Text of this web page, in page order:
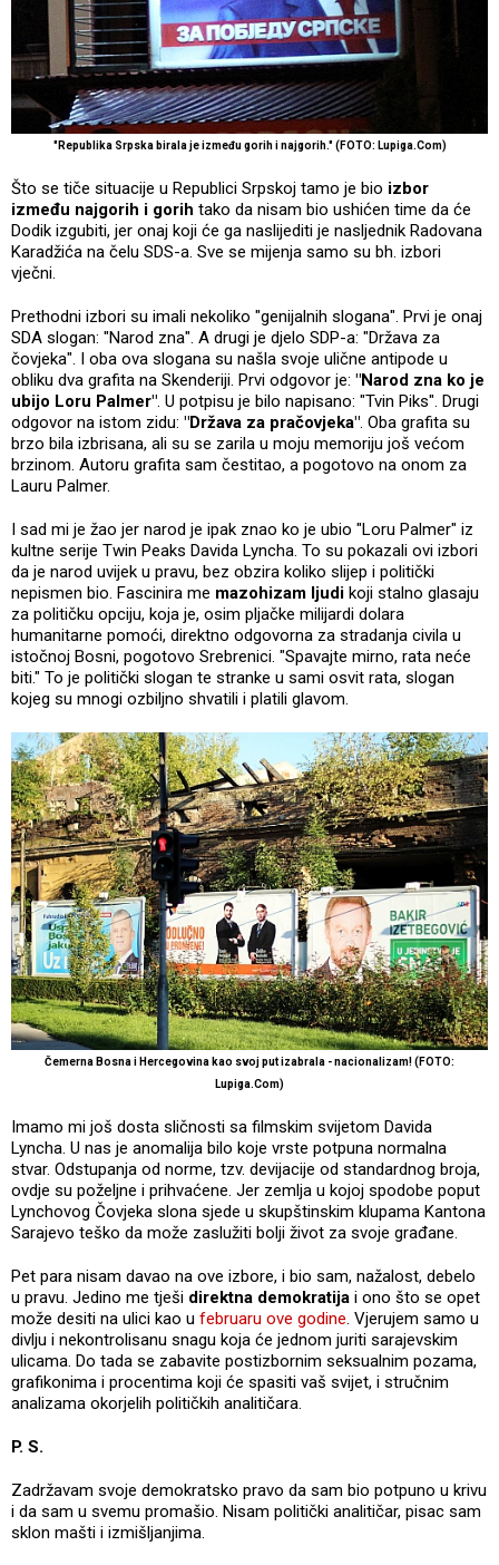
"Republika Srpska birala je između gorih i najgorih." (FOTO: Lupiga.Com)
Što se tiče situacije u Republici Srpskoj tamo je bio izbor
između najgorih i gorih tako da nisam bio ushićen time da će
Dodik izgubiti, jer onaj koji će ga naslijediti je nasljednik Radovana
Karadžića na čelu SDS-a. Sve se mijenja samo su bh. izbori
vječni.
Prethodni izbori su imali nekoliko "genijalnih slogana". Prvi je onaj
SDA slogan: "Narod zna". A drugi je djelo SDP-a: "Država za
čovjeka". I oba ova slogana su našla svoje ulične antipode u
obliku dva grafita na Skenderiji. Prvi odgovor je: "Narod zna ko je
ubijo Loru Palmer". U potpisu je bilo napisano: "Tvin Piks". Drugi
odgovor na istom zidu: "Država za pračovjeka". Oba grafita su
brzo bila izbrisana, ali su se zarila u moju memoriju još većom
brzinom. Autoru grafita sam čestitao, a pogotovo na onom za
Lauru Palmer.
I sad mi je žao jer narod je ipak znao ko je ubio "Loru Palmer" iz
kultne serije Twin Peaks Davida Lyncha. To su pokazali ovi izbori
da je narod uvijek u pravu, bez obzira koliko slijep i politički
nepismen bio. Fascinira me mazohizam ljudi koji stalno glasaju
za političku opciju, koja je, osim pljačke milijardi dolara
humanitarne pomoći, direktno odgovorna za stradanja civila u
istočnoj Bosni, pogotovo Srebrenici. "Spavajte mirno, rata neće
biti." To je politički slogan te stranke u sami osvit rata, slogan
kojeg su mnogi ozbiljno shvatili i platili glavom.
Čemerna Bosna i Hercegovina kao svoj put izabrala - nacionalizam! (FOTO:
Lupiga.Com)
Imamo mi još dosta sličnosti sa filmskim svijetom Davida
Lyncha. U nas je anomalija bilo koje vrste potpuna normalna
stvar. Odstupanja od norme, tzv. devijacije od standardnog broja,
ovdje su poželjne i prihvaćene. Jer zemlja u kojoj spodobe poput
Lynchovog Čovjeka slona sjede u skupštinskim klupama Kantona
Sarajevo teško da može zaslužiti bolji život za svoje građane.
Pet para nisam davao na ove izbore, i bio sam, nažalost, debelo
u pravu. Jedino me tješi direktna demokratija i ono što se opet
može desiti na ulici kao u februaru ove godine. Vjerujem samo u
divlju i nekontrolisanu snagu koja će jednom juriti sarajevskim
ulicama. Do tada se zabavite postizbornim seksualnim pozama,
grafikonima i procentima koji će spasiti vaš svijet, i stručnim
analizama okorjelih političkih analitičara.
P. S.
Zadržavam svoje demokratsko pravo da sam bio potpuno u krivu
i da sam u svemu promašio. Nisam politički analitičar, pisac sam
sklon mašti i izmišljanjima.